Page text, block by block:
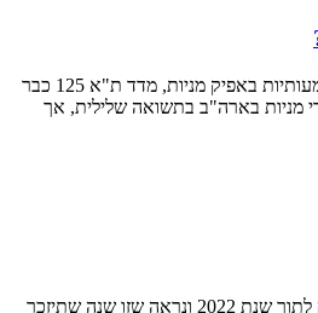
שלום לכולם. אחרי עליות משמעותיות באפיק מניות, מדד ת"א 125 כבר
שנה כ 2%, מדדי מניות בארה"ב בתשואה שלילית, אך
שלום לכולם. כמעט חצי שנה לתוך שנת 2022 ונראה שזו שנה שתיזכר